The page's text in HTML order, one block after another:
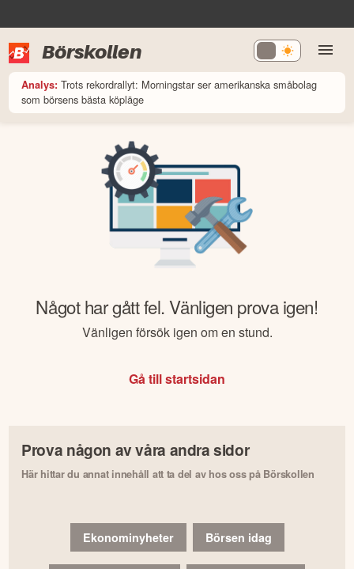
Börskollen
Analys: Trots rekordrallyt: Morningstar ser amerikanska småbolag
som börsens bästa köpläge
Något har gått fel. Vänligen prova igen!
Vänligen försök igen om en stund.
Gå till startsidan
Prova någon av våra andra sidor
Här hittar du annat innehåll att ta del av hos oss på Börskollen
Ekonominyheter Börsen idag